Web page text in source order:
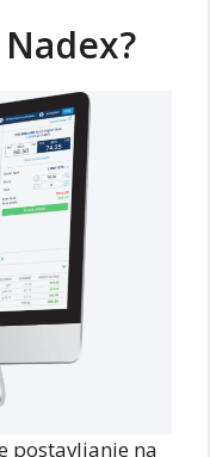
postavljanje na